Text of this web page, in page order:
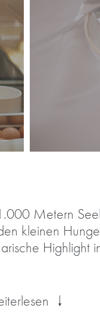
Metern
kleinen
Highlight